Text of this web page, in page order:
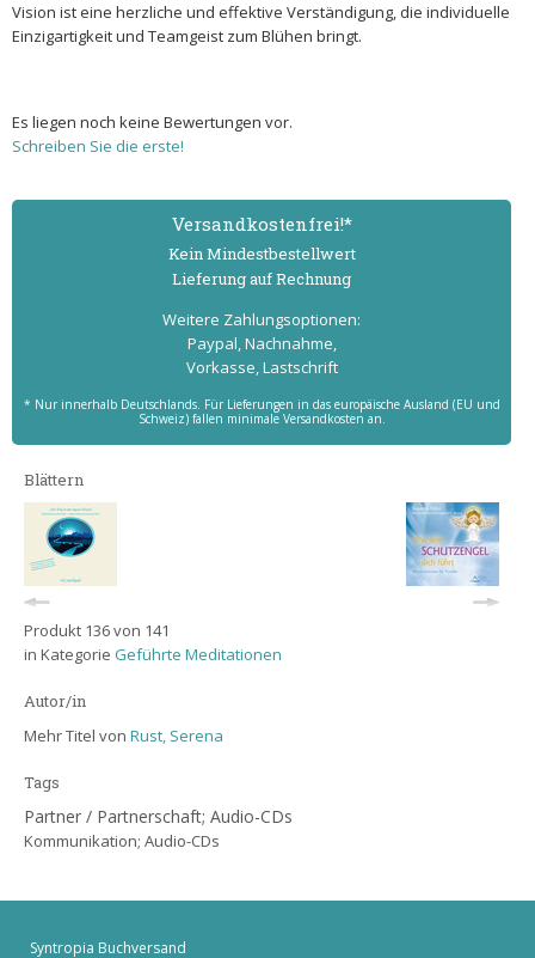
Vision ist eine herzliche und effektive Verständigung, die individuelle
Einzigartigkeit und Teamgeist zum Blühen bringt.
Es liegen noch keine Bewertungen vor.
Schreiben Sie die erste!
Versand­kostenfrei!*
Kein Mindest­bestell­wert
Lieferung auf Rechnung
Weitere Zahlungs­optionen:
Paypal, Nachnahme,
Vorkasse, Lastschrift
* Nur innerhalb Deutschlands. Für Lieferungen in das europäische Ausland (EU und
Schweiz) fallen minimale Versandkosten an.
Blättern
Produkt 136 von 141
in Kategorie Geführte Meditationen
Autor/in
Mehr Titel von Rust, Serena
Tags
Partner / Partnerschaft; Audio-CDs
Kommunikation; Audio-CDs
Syntropia Buchversand